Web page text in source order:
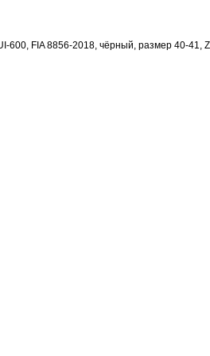
FIA 8856-2018, чёрный, размер 40-41,